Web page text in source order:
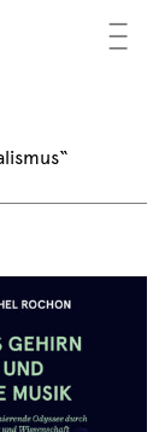
—
—
—